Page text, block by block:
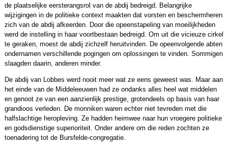
de plaatselijke eersterangsrol van de abdij bedreigd. Belangrijke
wijzigingen in de politieke context maakten dat vorsten en beschermheren
zich van de abdij afkeerden. Door die opeenstapeling van moeilijkheden
werd de instelling in haar voortbestaan bedreigd. Om uit die vicieuze cirkel
te geraken, moest de abdij zichzelf heruitvinden. De opeenvolgende abten
ondernamen verschillende pogingen om oplossingen te vinden. Sommigen
slaagden daarin, anderen minder.
De abdij van Lobbes werd nooit meer wat ze eens geweest was. Maar aan
het einde van de Middeleeuwen had ze ondanks alles heel wat middelen
en genoot ze van een aanzienlijk prestige, grotendeels op basis van haar
grandioos verleden. De monniken waren echter niet tevreden met die
halfslachtige heropleving. Ze hadden heimwee naar hun vroegere politieke
en godsdienstige superioriteit. Onder andere om die reden zochten ze
toenadering tot de Bursfelde-congregatie.